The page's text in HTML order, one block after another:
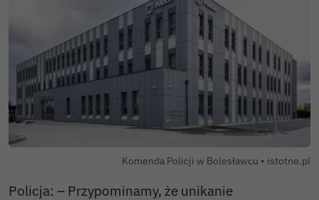
Komenda Policji w Bolesławcu • Autor
istotne.pl
Policja: – Przypominamy, że unikanie